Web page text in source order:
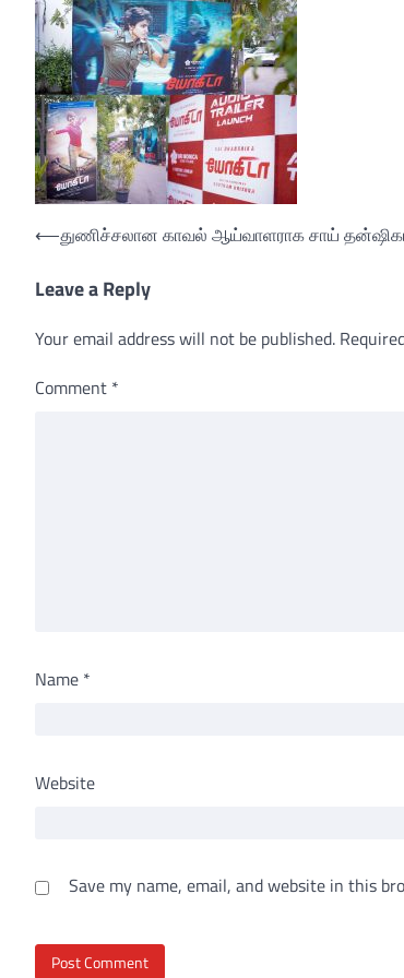
Post
⟵துணிச்சலான காவல் ஆய்வாளராக சாய் தன்ஷிகா
Leave a Reply
Your email address will not be published.
Comment *
Name *
Website
Save my name, email, and website in this